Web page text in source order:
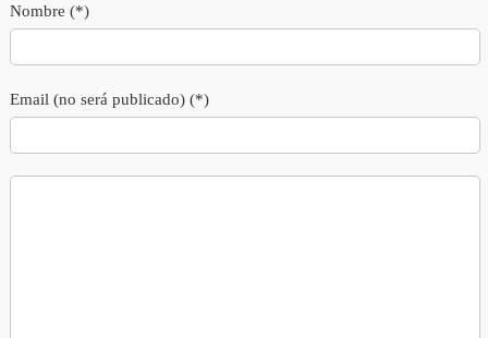
Nombre (*)
Email (no será publicado) (*)